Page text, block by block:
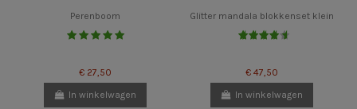
Perenboom
€ 27,50
In winkelwagen
Glitter mandala blokkenset klein
€ 47,50
In winkelwagen